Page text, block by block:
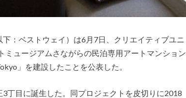
：ベストウェイ）は6月7日、クリエイティブユニ
ミュージアムさながらの民泊専用アートマンション
」を建設したことを公表した。
丁目に誕生した。同プロジェクトを皮切りに2018